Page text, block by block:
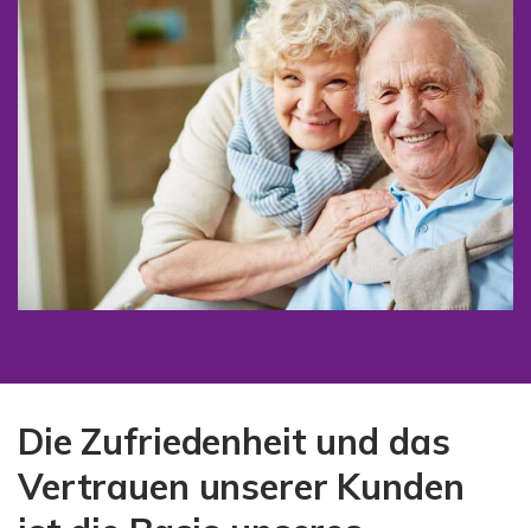
Die Zufriedenheit und das
Vertrauen unserer Kunden